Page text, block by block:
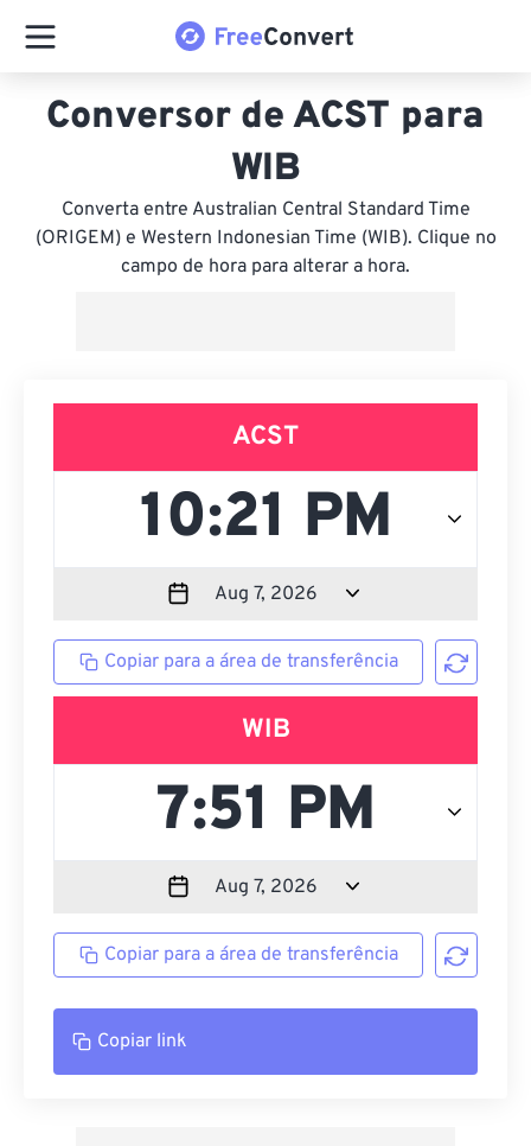
Conversor de ACST para
WIB
Converta entre Australian Central Standard Time
(ORIGEM) e Western Indonesian Time (WIB). Clique no
campo de hora para alterar a hora.
ACST
Copiar para a área de transferência
WIB
Copiar para a área de transferência
Copiar link